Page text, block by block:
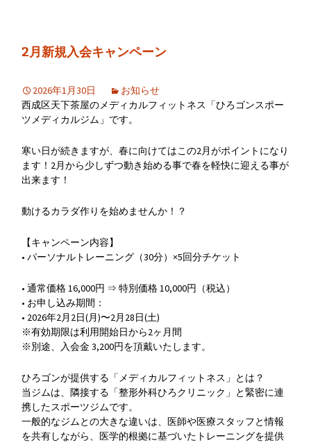
2月新規入会キャンペーン
2026年1月30日
お知らせ
西成区天下茶屋のメディカルフィットネス「ひろゴンスポー
ツメディカルジム」です。
寒い日が続きますが、春に向けてはこの2月がポイントになり
ます！2月から少しずつ動き始める事で春を軽快に迎える事が
出来ます！
動けるカラダ作りを始めませんか！？
【キャンペーン内容】
• パーソナルトレーニング（30分）×5回分チケット
• 通常価格 16,000円 ⇒ 特別価格 10,000円（税込）
• お申し込み期間：
• 2026年2月2日(月)〜2月28日(土)
※有効期限は利用開始日から2ヶ月間
※別途、入会金 3,200円を頂戴いたします。
ひろゴンが提供する「メディカルフィットネス」とは？
当ジムは、隣接する「整形外科ひろクリニック」と緊密に連
携したスポーツジムです。
一般的なジムとの大きな違いは、医師や医療スタッフと情報
を共有しながら、医学的根拠に基づいたトレーニングを提供